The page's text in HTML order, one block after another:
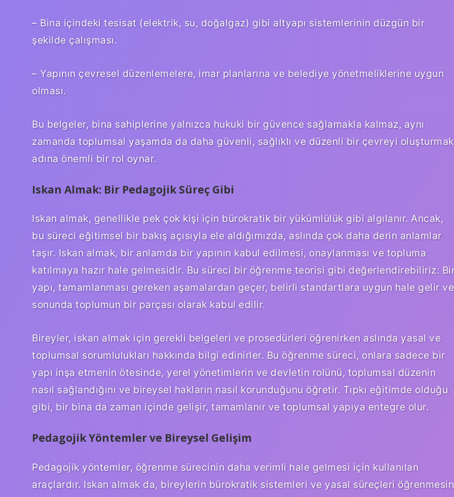
– Bina içindeki tesisat (elektrik, su, doğalgaz) gibi altyapı sistemlerinin düzgün bir
şekilde çalışması.
– Yapının çevresel düzenlemelere, imar planlarına ve belediye yönetmeliklerine uygun
olması.
Bu belgeler, bina sahiplerine yalnızca hukuki bir güvence sağlamakla kalmaz, aynı
zamanda toplumsal yaşamda da daha güvenli, sağlıklı ve düzenli bir çevreyi oluşturmak
adına önemli bir rol oynar.
Iskan Almak: Bir Pedagojik Süreç Gibi
Iskan almak, genellikle pek çok kişi için bürokratik bir yükümlülük gibi algılanır. Ancak,
bu süreci eğitimsel bir bakış açısıyla ele aldığımızda, aslında çok daha derin anlamlar
taşır. Iskan almak, bir anlamda bir yapının kabul edilmesi, onaylanması ve topluma
katılmaya hazır hale gelmesidir. Bu süreci bir öğrenme teorisi gibi değerlendirebiliriz:
yapı, tamamlanması gereken aşamalardan geçer, belirli standartlara uygun hale gelir ve
sonunda toplumun bir parçası olarak kabul edilir.
Bireyler, iskan almak için gerekli belgeleri ve prosedürleri öğrenirken aslında yasal ve
toplumsal sorumlulukları hakkında bilgi edinirler. Bu öğrenme süreci, onlara sadece bir
yapı inşa etmenin ötesinde, yerel yönetimlerin ve devletin rolünü, toplumsal düzenin
nasıl sağlandığını ve bireysel hakların nasıl korunduğunu öğretir. Tıpkı eğitimde olduğu
gibi, bir bina da zaman içinde gelişir, tamamlanır ve toplumsal yapıya entegre olur.
Pedagojik Yöntemler ve Bireysel Gelişim
Pedagojik yöntemler, öğrenme sürecinin daha verimli hale gelmesi için kullanılan
araçlardır. Iskan almak da, bireylerin bürokratik sistemleri ve yasal süreçleri